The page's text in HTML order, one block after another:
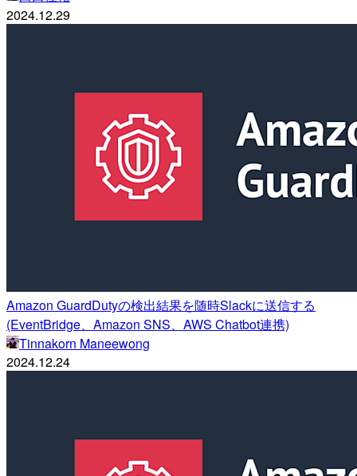
2024.12.29
Amazon GuardDutyの検出結果を随時Slackに送信する
(EventBridge、Amazon SNS、AWS Chatbot連携)
Tinnakorn Maneewong
2024.12.24